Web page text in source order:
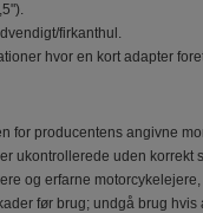
firkanthul.
hvor en kort adapter
for producentens angivne
ukontrollerede uden korrekt
og erfarne
før brug; undgå brug